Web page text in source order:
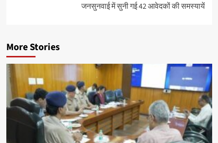
जनसुनवाई में सुनी गई 42 आवेदकों की समस्यायें
More Stories